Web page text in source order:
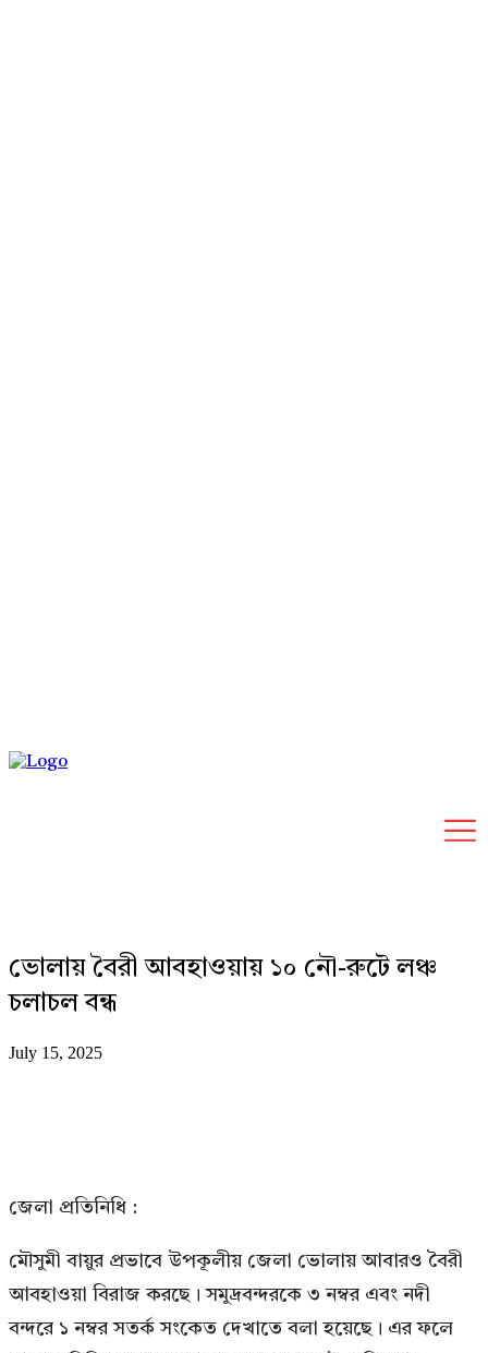
ভোলায় বৈরী আবহাওয়ায় ১০ নৌ-রুটে লঞ্চ
চলাচল বন্ধ
July 15, 2025
জেলা প্রতিনিধি :
মৌসুমী বায়ুর প্রভাবে উপকূলীয় জেলা ভোলায় আবারও বৈরী
আবহাওয়া বিরাজ করছে। সমুদ্রবন্দরকে ৩ নম্বর এবং নদী
বন্দরে ১ নম্বর সতর্ক সংকেত দেখাতে বলা হয়েছে। এর ফলে